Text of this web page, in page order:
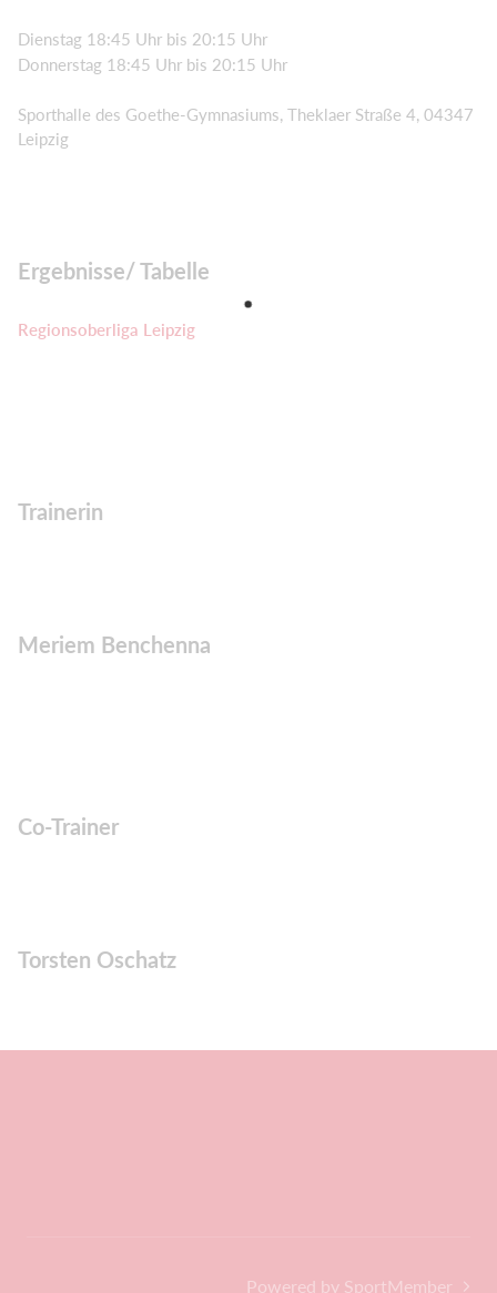
Dienstag 18:45 Uhr bis 20:15 Uhr
Donnerstag 18:45 Uhr bis 20:15 Uhr
Sporthalle des Goethe-Gymnasiums, Theklaer Straße 4, 04347
Leipzig
Ergebnisse/ Tabelle
Regionsoberliga Leipzig
Trainerin
Meriem Benchenna
Co-Trainer
Torsten Oschatz
Powered by SportMember